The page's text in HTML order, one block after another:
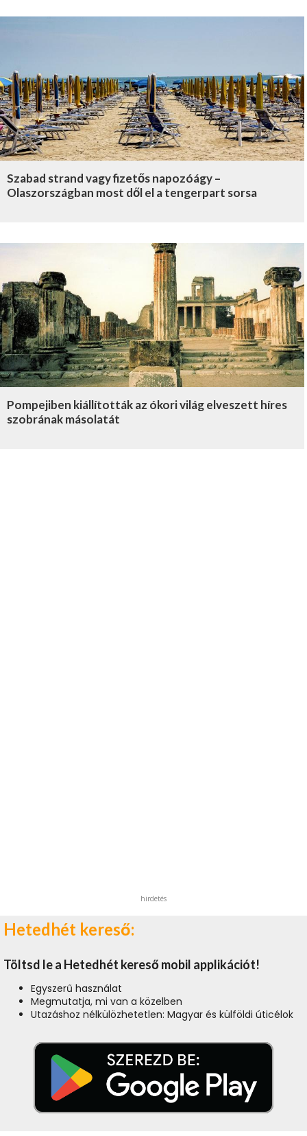
Szabad strand vagy fizetős napozóágy –
Olaszországban most dől el a tengerpart sorsa
Pompejiben kiállították az ókori világ elveszett híres
szobrának másolatát
hirdetés
Hetedhét kereső:
Töltsd le a Hetedhét kereső mobil applikációt!
Egyszerű használat
Megmutatja, mi van a közelben
Utazáshoz nélkülözhetetlen: Magyar és külföldi úticélok